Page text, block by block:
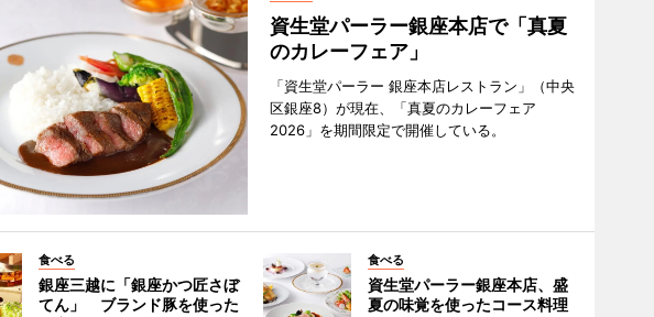
資生堂パーラー銀座本店で「真夏
のカレーフェア」
「資生堂パーラー 銀座本店レストラン」（中央
区銀座8）が現在、「真夏のカレーフェア
2026」を期間限定で開催している。
食べる
銀座三越に「銀座かつ匠さぼ
てん」 ブランド豚を使った
食べる
資生堂パーラー銀座本店、盛
夏の味覚を使ったコース料理